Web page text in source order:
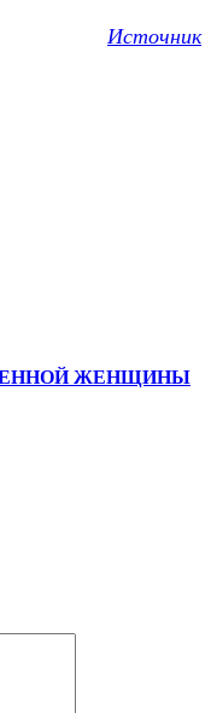
Источник
ЖЕНЩИНЫ